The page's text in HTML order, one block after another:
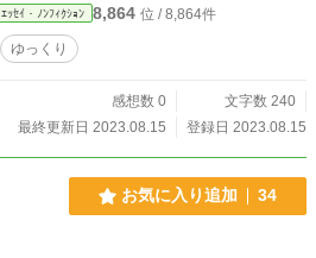
ｴｯｾｲ・ﾉﾝﾌｨｸｼｮﾝ 8,864 位 / 8,864件
ゆっくり
感想数 0
文字数 240
最終更新日 2023.08.15
登録日 2023.08.15
お気に入り追加 34